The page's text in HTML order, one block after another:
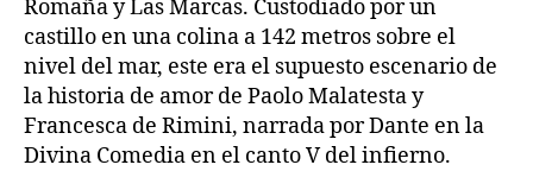
Romaña y Las Marcas. Custodiado por un
castillo en una colina a 142 metros sobre el
nivel del mar, este era el supuesto escenario de
la historia de amor de Paolo Malatesta y
Francesca de Rimini, narrada por Dante en la
Divina Comedia en el canto V del infierno.